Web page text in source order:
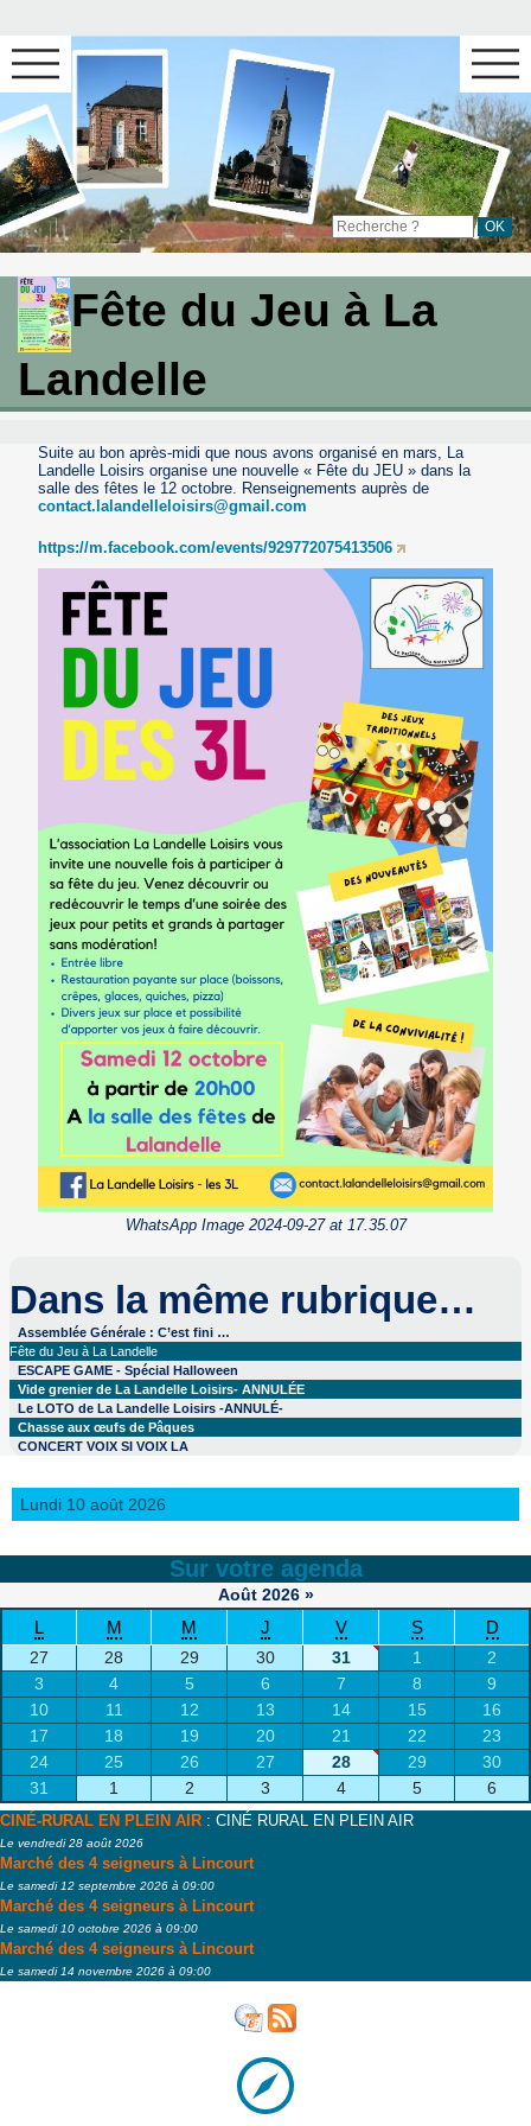
Fête du Jeu à La
Landelle
Suite au bon après-midi que nous avons organisé en mars, La
Landelle Loisirs organise une nouvelle « Fête du JEU » dans la
salle des fêtes le 12 octobre. Renseignements auprès de
contact.lalandelleloisirs@gmail.com
https://m.facebook.com/events/929772075413506
WhatsApp Image 2024-09-27 at 17.35.07
Dans la même rubrique…
Assemblée Générale : C’est fini …
Fête du Jeu à La Landelle
ESCAPE GAME - Spécial Halloween
Vide grenier de La Landelle Loisirs- ANNULÉE
Le LOTO de La Landelle Loisirs -ANNULÉ-
Chasse aux œufs de Pâques
CONCERT VOIX SI VOIX LA
Lundi 10 août 2026
Sur votre agenda
Août 2026 »
L M M J V S D
27 28 29 30 31 1
2
3
4 5 6 7 8
9
10
11 12 13 14 15
16
17
18 19 20 21 22
23
24
25 26 27 28 29
30
31
1 2 3 4 5 6
CINÉ-RURAL EN PLEIN AIR : CINÉ RURAL EN PLEIN AIR
Le vendredi 28 août 2026
Marché des 4 seigneurs à Lincourt
Le samedi 12 septembre 2026 à 09:00
Marché des 4 seigneurs à Lincourt
Le samedi 10 octobre 2026 à 09:00
Marché des 4 seigneurs à Lincourt
Le samedi 14 novembre 2026 à 09:00